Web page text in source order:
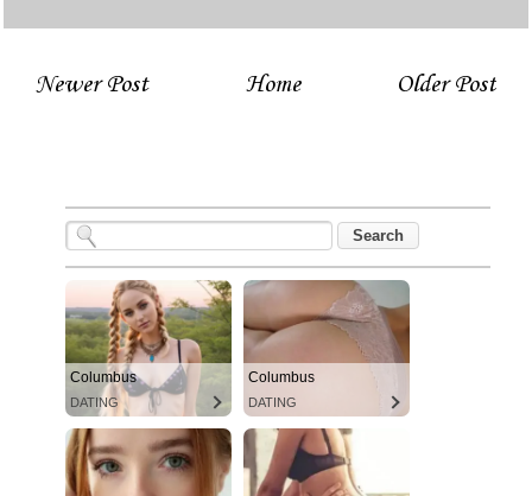
Newer Post Older Post
Home
Columbus
DATING
Columbus
DATING